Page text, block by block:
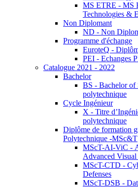
MS ETRE - MS
Technologies &
Non Diplomant
ND - Non
Programme d'échange
EuroteQ -
PEI - Echanges
Catalogue 2021 - 2022
Bachelor
BS - Bachelor of
polytechnique
Cycle Ingénieur
X - Titre
polytechnique
Diplôme de formation
Polytechnique -MSc&T
MScT-AI-ViC -
Advanced
MScT-CTD -
Defenses
MScT-DSB -